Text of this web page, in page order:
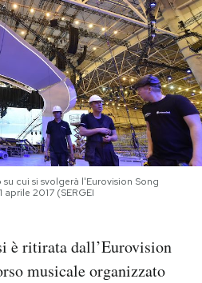
Mondiali calcio 2026
cui si svolgerà l'Eurovision Song
2017 (SERGEI
è ritirata dall’Eurovision
musicale organizzato